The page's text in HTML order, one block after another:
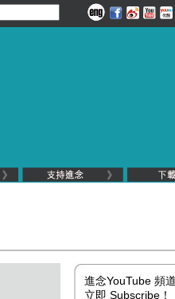
進念YouTube 頻道
立即 Subscribe！